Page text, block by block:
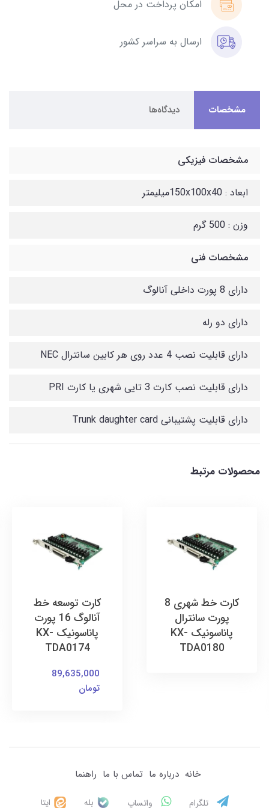
امکان پرداخت در محل
ارسال به سراسر کشور
مشخصات دیدگاه‌ها
مشخصات فیزیکی
ابعاد : 150x100x40میلیمتر
وزن : 500 گرم
مشخصات فنی
دارای 8 پورت داخلی آنالوگ
دارای دو رله
دارای قابلیت نصب 4 عدد روی هر کابین سانترال NEC
دارای قابلیت نصب کارت 3 تایی شهری یا کارت PRI
دارای قابلیت پشتیبانی Trunk daughter card
محصولات مرتبط
کارت خط شهری 8
پورت سانترال
پاناسونیک KX-
TDA0180
کارت توسعه خط
آنالوگ 16 پورت
پاناسونیک KX-
TDA0174
89,635,000
تومان
خانه درباره ما تماس با ما راهنما
تلگرام واتساپ بله ایتا